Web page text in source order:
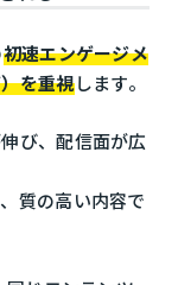
初速エンゲージメ
を重視します。
び、配信面が広
質の高い内容で